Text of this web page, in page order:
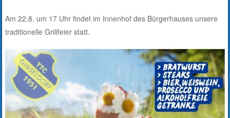
Am 22.8. um 17 Uhr findet im Innenhof des Bürgerhauses unsere
traditionelle Grillfeier statt.